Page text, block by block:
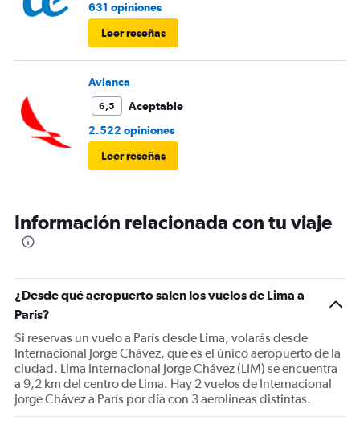
631 opiniones
Leer reseñas
Avianca
6,5
Aceptable
2.522 opiniones
Leer reseñas
Información relacionada con tu viaje
¿Desde qué aeropuerto salen los vuelos de Lima a
París?
Si reservas un vuelo a París desde Lima, volarás desde
Internacional Jorge Chávez, que es el único aeropuerto de la
ciudad. Lima Internacional Jorge Chávez (LIM) se encuentra
a 9,2 km del centro de Lima. Hay 2 vuelos de Internacional
Jorge Chávez a París por día con 3 aerolíneas distintas.